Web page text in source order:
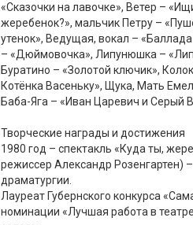
«Сказочки на лавочке», Ветер –
жеребенок?», мальчик Петру –
утенок», Ведущая, вокал –
– «Дюймовочка», Липунюшка –
Буратино – «Золотой ключик»,
Котёнка Васеньку», Щука, Мать
Баба-Яга – «Иван Царевич и Серый
Творческие награды и достижения
1980 год – спектакль «Куда ты,
режиссер Александр Розенгартен)
драматургии.
Лауреат Губернского конкурса
номинации «Лучшая работа в